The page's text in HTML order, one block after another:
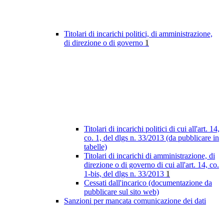
Titolari di incarichi politici, di amministrazione,
di direzione o di governo 1
Titolari di incarichi politici di cui all'art. 14,
co. 1, del dlgs n. 33/2013 (da pubblicare in
tabelle)
Titolari di incarichi di amministrazione, di
direzione o di governo di cui all'art. 14, co.
1-bis, del dlgs n. 33/2013 1
Cessati dall'incarico (documentazione da
pubblicare sul sito web)
Sanzioni per mancata comunicazione dei dati